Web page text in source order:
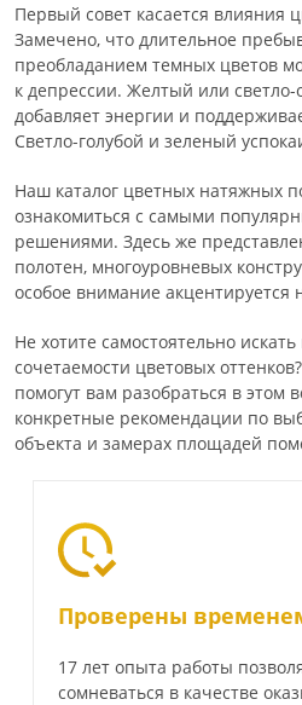
Первый совет касается влияния
Замечено, что длительное
преобладанием темных цветов
к депрессии. Желтый или
добавляет энергии и
Светло-голубой и зеленый
Наш каталог цветных натяжных
ознакомиться с самыми
решениями. Здесь же
полотен, многоуровневых
особое внимание акцентируется
Не хотите самостоятельно
сочетаемости цветовых
помогут вам разобраться в этом
конкретные рекомендации по
объекта и замерах площадей
Проверены
17 лет опыта работы
сомневаться в качестве